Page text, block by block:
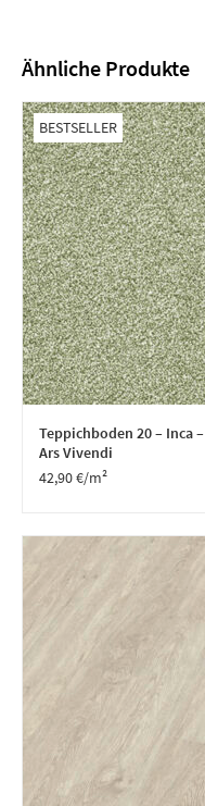
Ähnliche Produkte
BESTSELLER
Teppichboden 20 – Inca –
Ars Vivendi
42,90€/m²